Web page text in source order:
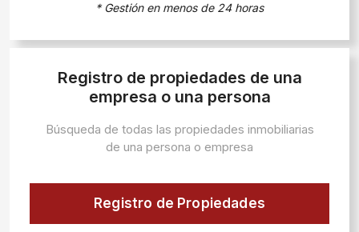
* Gestión en menos de 24 horas
Registro de propiedades de una
empresa o una persona
Búsqueda de todas las propiedades inmobiliarias
de una persona o empresa
Registro de Propiedades